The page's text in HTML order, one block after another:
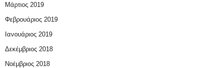
Μάρτιος 2019
Φεβρουάριος 2019
Ιανουάριος 2019
Δεκέμβριος 2018
Νοέμβριος 2018